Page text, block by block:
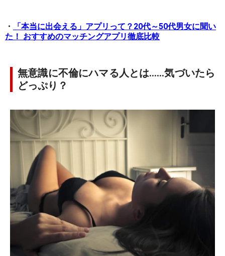
・
「本当に出会える」アプリって？20代～50代男女に聞い
た！ おすすめのマッチングアプリ徹底比較
無意識に不倫にハマる人とは……気づいたら
どっぷり？